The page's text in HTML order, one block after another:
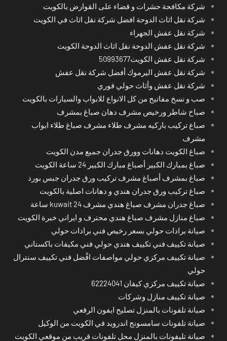
شركة مكافحة حشرات و قضاء على القوارض بالكويت
شركة نقل اثاث الدوحة افضل شركة نقل اثاث في الكويت
شركة نقل عفش الجهراء
شركة نقل عفش الدوحة نقل اثاث الدوحة الكويت
شركة نقل عفش الكويت50993677
شركة نقل عفش اليرموك أفضل شركة نقل عفش
شركة نقل عفش وأثاث حولي فوري
صب و نسخ مفاتيح من كل الانواع للابواب والسيارات بالكويت
صباخ شاطر ورخيص مشرف دهان صباغ بمشرف
صباع تركيب باركيه مشرف طلاء مشرف صباغ طلاء ابواب
مشرف
صباغ الكويت دهانات وورق جدران جميع مدن الكويت
صباغ بمبارك الكبير أصباغ مبارك الكبير 24 ساعة الكويت
صباغ بمشرف أصباغ مشرف تركيب ورق جدران جبس بورد
صباغ تركيب ورق جدران هندي و دهانات اصلية بالكويت
صباغ جدران مشرف صباغ هندي مشرف kuwait 24 ساعة
صباغ منازل مشرف صباغ هندي محترف و ايراني خبرة الكويت
صيانة برادات حولي بسعر رخيص فني برادات حولي
صيانة تكييف فني تكييف هندي حولي فني مكيفات باكستاني
صيانة تكييف مركزي حولي مواصفات افْضل فني تكييف سنترال
حولي
صيانة تكييف مركزي كيفان 62224041
صيانة تكييف منازل وشركات
صيانة تلفونات بالمنزل تصليح ايفون الرقعي
صيانة تلفونات سامسونج اندرويد في الكويت من الوكيل
صيانة تليفونات بالمنزل محل تلفونات قريب من موقعي الكويت